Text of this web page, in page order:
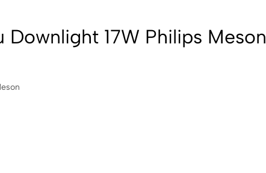
Downlight 17W Philips Meson